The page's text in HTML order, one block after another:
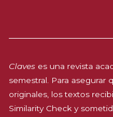
Claves es una revista
semestral. Para asegurar
originales, los textos
Similarity Check y